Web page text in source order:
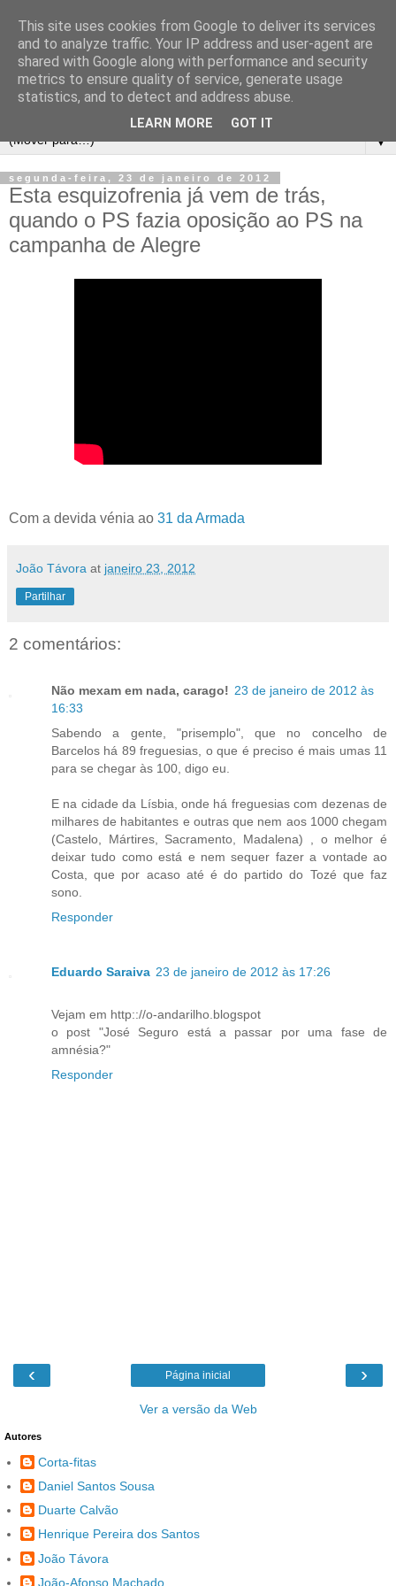
▼
segunda-feira, 23 de janeiro de 2012
Esta esquizofrenia já vem de trás,
quando o PS fazia oposição ao PS na
campanha de Alegre
Com a devida vénia ao 31 da Armada
João Távora at janeiro 23, 2012
Partilhar
2 comentários:
Não mexam em nada, carago! 23 de janeiro de 2012 às
16:33
Sabendo a gente, "prisemplo", que no concelho de
Barcelos há 89 freguesias, o que é preciso é mais umas 11
para se chegar às 100, digo eu.
E na cidade da Lísbia, onde há freguesias com dezenas de
milhares de habitantes e outras que nem aos 1000 chegam
(Castelo, Mártires, Sacramento, Madalena) , o melhor é
deixar tudo como está e nem sequer fazer a vontade ao
Costa, que por acaso até é do partido do Tozé que faz
sono.
Responder
Eduardo Saraiva 23 de janeiro de 2012 às 17:26
Vejam em http:://o-andarilho.blogspot
o post "José Seguro está a passar por uma fase de
amnésia?"
Responder
‹ ›
Página inicial
Ver a versão da Web
Autores
Corta-fitas
Daniel Santos Sousa
Duarte Calvão
Henrique Pereira dos Santos
João Távora
João-Afonso Machado
This site uses cookies from Google to deliver its services
and to analyze traffic. Your IP address and user-agent are
shared with Google along with performance and security
metrics to ensure quality of service, generate usage
statistics, and to detect and address abuse.
LEARN MORE GOT IT